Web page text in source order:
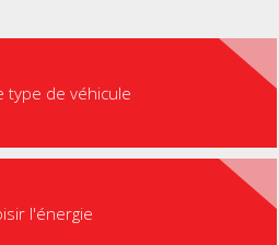
type de véhicule
l'énergie